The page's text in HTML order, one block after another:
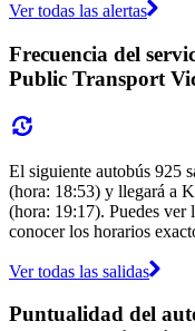
Ver todas las alertas
Frecuencia del
Public Transport
El siguiente autobús 925
(hora: 18:53) y llegará a
(hora: 19:17). Puedes ver
conocer los horarios
Ver todas las salidas
Puntualidad del